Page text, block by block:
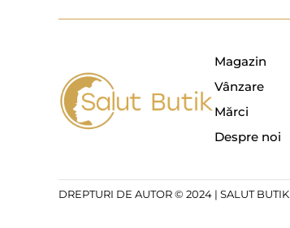
Magazin
Vânzare
Mărci
Despre noi
DREPTURI DE AUTOR © 2024 | SALUT BUTIK